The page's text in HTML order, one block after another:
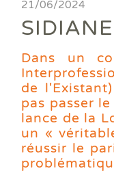
Actualités
Trouver une
Devenir
Offres
Contact
21/06/2024
Dans un
de
pas passer
lance de la
un «
réussir le